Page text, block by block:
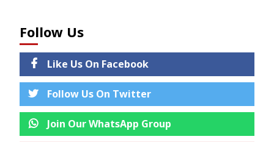
Follow Us
Like Us On Facebook
Follow Us On Twitter
Join Our WhatsApp Group